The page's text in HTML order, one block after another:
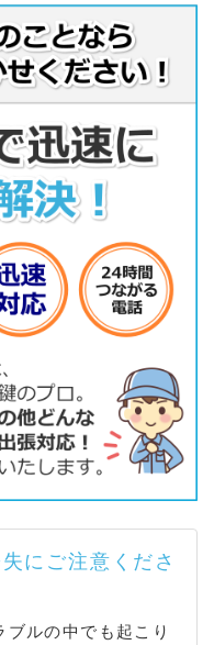
にご注意くださ
ルの中でも起こり